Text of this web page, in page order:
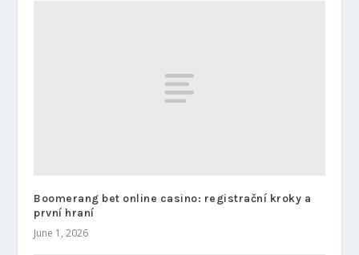
Boomerang bet online casino: registrační kroky a
první hraní
June 1, 2026